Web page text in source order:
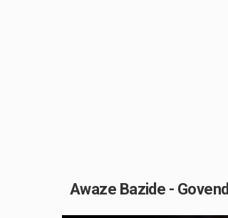
Awaze Bazide -